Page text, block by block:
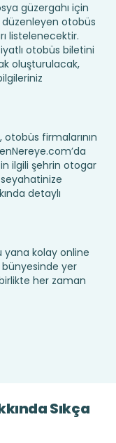
güzergahı için
düzenleyen otobüs
listelenecektir.
otobüs biletini
oluşturulacak,
otobüs firmalarının
ilgili şehrin otogar
seyahatinize
detaylı
yana kolay online
yer
her zaman
Sıkça